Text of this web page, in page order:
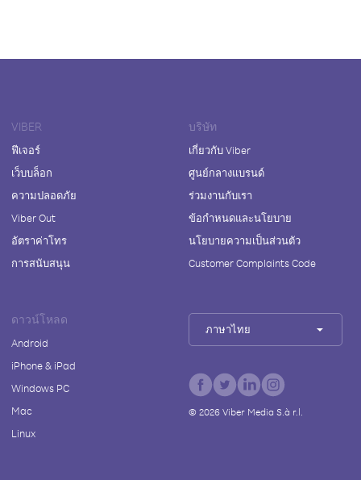
VIBER
ฟีเจอร์
เว็บบล็อก
ความปลอดภัย
Viber Out
อัตราค่าโทร
การสนับสนุน
บริษัท
เกี่ยวกับ Viber
ศูนย์กลางแบรนด์
ร่วมงานกับเรา
ข้อกำหนดและนโยบาย
นโยบายความเป็นส่วนตัว
Customer Complaints Code
ดาวน์โหลด
Android
iPhone & iPad
Windows PC
Mac
Linux
ภาษาไทย
© 2026Viber Media S.à r.l.